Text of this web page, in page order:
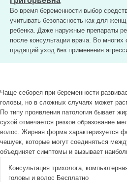
Во время беременности выбор
учитывать безопасность как для
ребенка. Даже наружные препараты
после консультации врача. Во многих
щадящий уход без применения
Чаще себорея при беременности
головы, но в сложных случаях может
По типу проявления патология бывает
сухой отмечается резкое образование
волос. Жирная форма характеризуется
чешуек, которые могут соединяться
объединяет симптомы и вызывает
Консультация трихолога,
головы и волос Бесплатно